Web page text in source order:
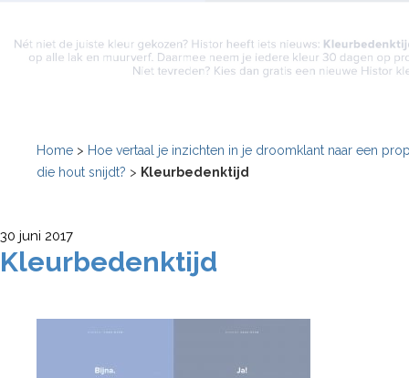
Home > Hoe vertaal je inzichten in je droomklant naar een
die hout snijdt? > Kleurbedenktijd
30 juni 2017
Kleurbedenktijd